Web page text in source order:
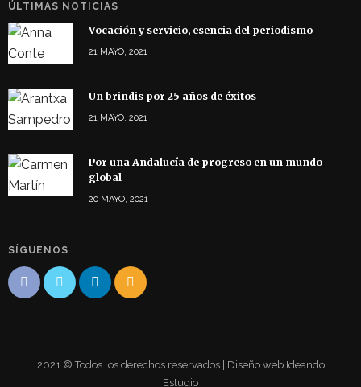
ÚLTIMAS NOTICIAS
Vocación y servicio, esencia del periodismo
21 MAYO, 2021
Un brindis por 25 años de éxitos
21 MAYO, 2021
Por una Andalucía de progreso en un mundo
global
20 MAYO, 2021
SÍGUENOS
2021 © Todos los derechos reservados | Diseño web Ideando
Estudio